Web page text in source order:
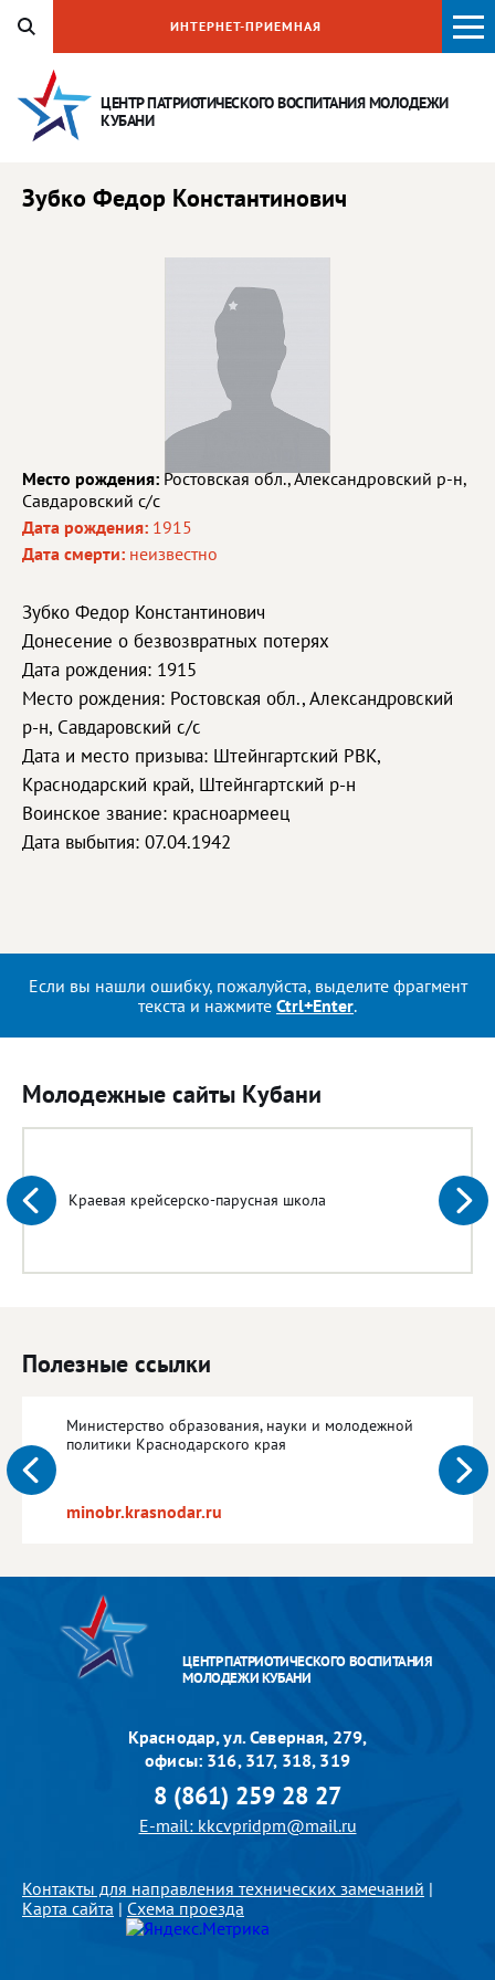
ЦЕНТР ПАТРИОТИЧЕСКОГО ВОСПИТАНИЯМОЛОДЕЖИ
КУБАНИ
ИНТЕРНЕТ-ПРИЕМНАЯ
Зубко Федор Константинович
Место рождения: Ростовская обл., Александровский р-н,
Савдаровский с/с
Дата рождения: 1915
Дата смерти: неизвестно
Зубко Федор Константинович
Донесение о безвозвратных потерях
Дата рождения: 1915
Место рождения: Ростовская обл., Александровский
р-н, Савдаровский с/с
Дата и место призыва: Штейнгартский РВК,
Краснодарский край, Штейнгартский р-н
Воинское звание: красноармеец
Дата выбытия: 07.04.1942
Если вы нашли ошибку, пожалуйста, выделите фрагмент
текста и нажмите Ctrl+Enter.
Молодежные сайты Кубани
Краевая крейсерско-парусная школа
Полезные ссылки
Министерство образования, науки и молодежной
политики Краснодарского края
minobr.krasnodar.ru
ЦЕНТР ПАТРИОТИЧЕСКОГО ВОСПИТАНИЯ
МОЛОДЕЖИ КУБАНИ
Краснодар, ул. Северная, 279,
офисы: 316, 317, 318, 319
8 (861) 259 28 27
E-mail: kkcvpridpm@mail.ru
Контакты для направления технических замечаний |
Карта сайта | Схема проезда